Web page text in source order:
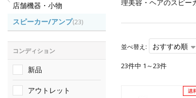
店舗機器・小物
スピーカー/アンプ(23)
コンディション
新品
アウトレット
理美容・ヘアのスピー
並べ替え: おすすめ順
23件中 1～23件